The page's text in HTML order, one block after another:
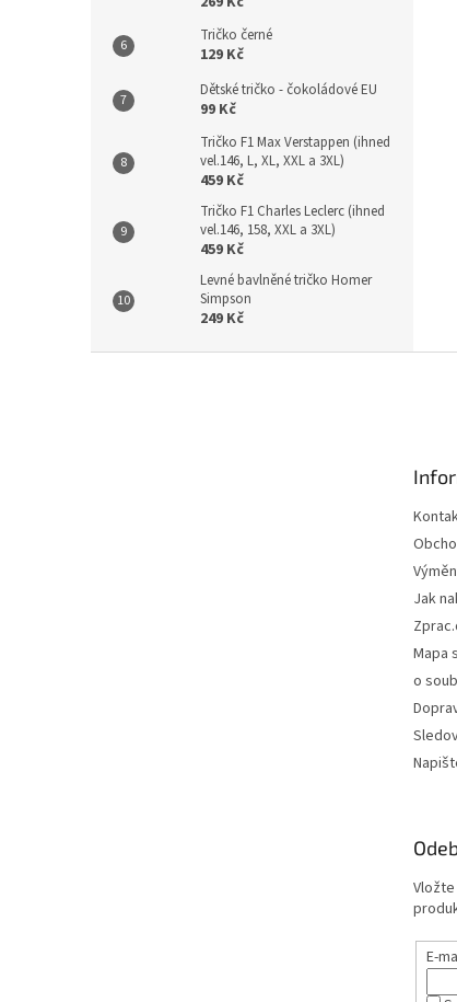
Tričko černé
129 Kč
Dětské tričko - čokoládové EU
99 Kč
Tričko F1 Max Verstappen (ihned
vel.146, L, XL, XXL a 3XL)
459 Kč
Tričko F1 Charles Leclerc (ihned
vel.146, 158, XXL a 3XL)
459 Kč
Levné bavlněné tričko Homer
Simpson
249 Kč
Jak
Mapa
o
E-